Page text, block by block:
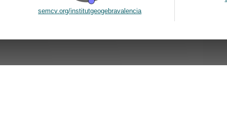
semcv.org/institutgeogebravalencia